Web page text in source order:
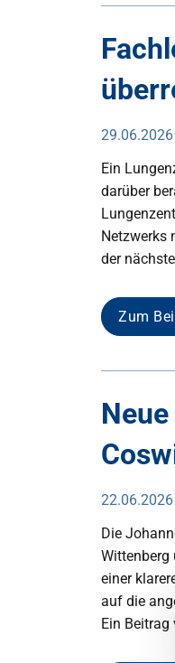
29.06.2026
Ein
darüber
Netzwerks
der
Zum
22.06.2026
Die
Wittenberg
einer
auf die
Ein Beitrag